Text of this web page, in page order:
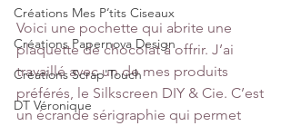
Créations Mes P’tits Ciseaux
Créations Papernova Design
Créations Scrap'Touch
DT Véronique
Voici une pochette qui abrite une
plaquette de chocolat à offrir. J’ai
travaillé avec un de mes produits
préférés, le Silkscreen DIY & Cie. C’est
un écrande sérigraphie qui permet